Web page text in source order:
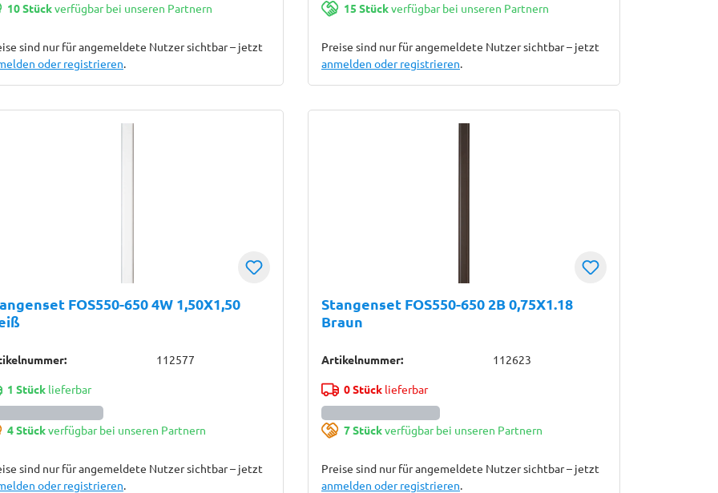
10 Stückverfügbar bei unseren Partnern
sind nur für angemeldete Nutzer sichtbar – jetzt
oder registrieren.
15 Stückverfügbar bei unseren Partnern
Preise sind nur für angemeldete Nutzer sichtbar – jetzt
anmelden oder registrieren.
FOS550-650 4W 1,50X1,50
112577
1 Stücklieferbar
4 Stückverfügbar bei unseren Partnern
sind nur für angemeldete Nutzer sichtbar – jetzt
oder registrieren.
Stangenset FOS550-650 2B 0,75X1.18
Braun
Artikelnummer: 112623
0 Stücklieferbar
7 Stückverfügbar bei unseren Partnern
Preise sind nur für angemeldete Nutzer sichtbar – jetzt
anmelden oder registrieren.